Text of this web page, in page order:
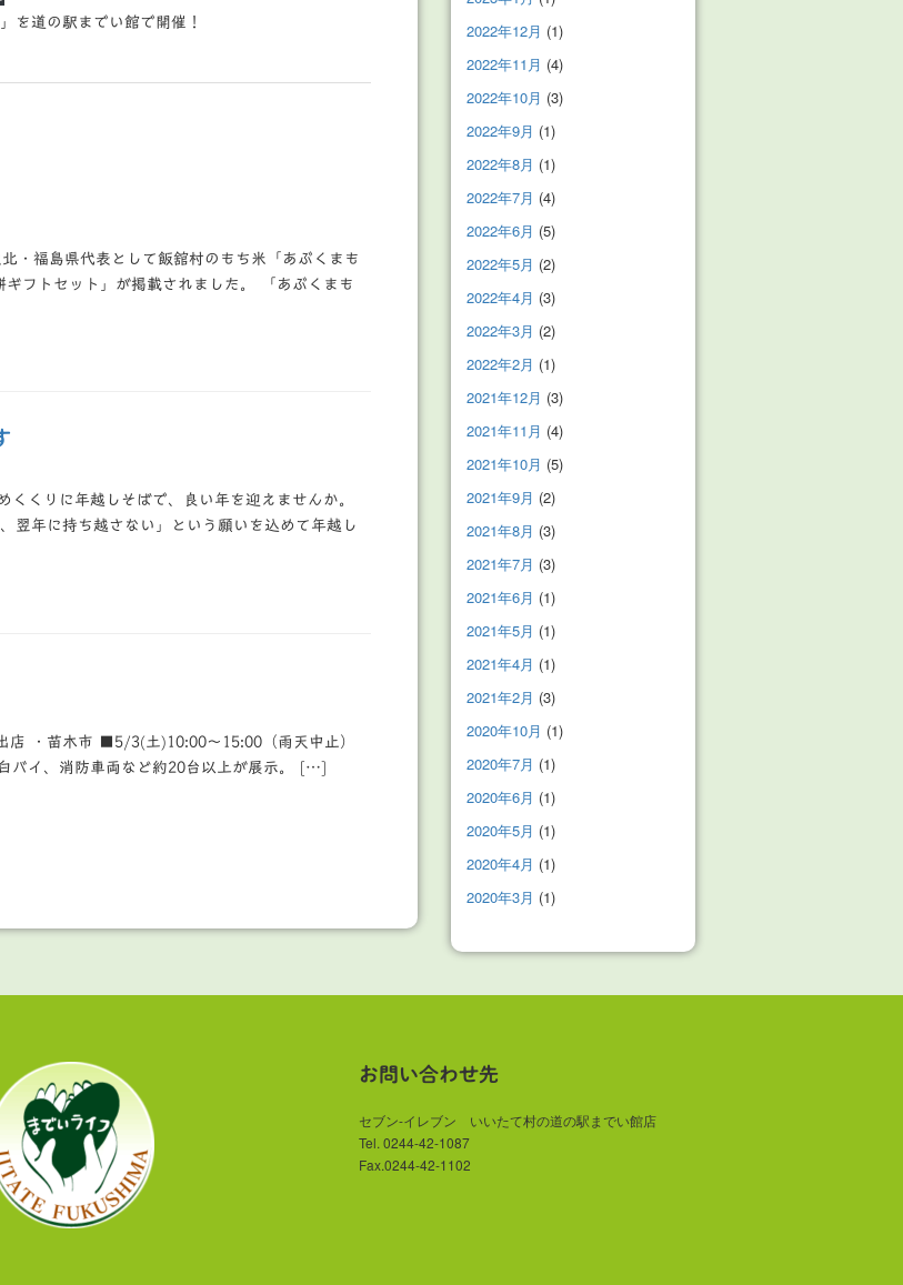
を道の駅までい館で開催！
・福島県代表として飯舘村のもち米「あぶくまも
フトセット」が掲載されました。 「あぶくまも
くりに年越しそばで、良い年を迎えませんか。
翌年に持ち越さない」という願いを込めて年越し
・苗木市 ■5/3(土)10:00～15:00（雨天中止）
バイ、消防車両など約20台以上が展示。 […]
2022年12月 (1)
2022年11月 (4)
2022年10月 (3)
2022年9月 (1)
2022年8月 (1)
2022年7月 (4)
2022年6月 (5)
2022年5月 (2)
2022年4月 (3)
2022年3月 (2)
2022年2月 (1)
2021年12月 (3)
2021年11月 (4)
2021年10月 (5)
2021年9月 (2)
2021年8月 (3)
2021年7月 (3)
2021年6月 (1)
2021年5月 (1)
2021年4月 (1)
2021年2月 (3)
2020年10月 (1)
2020年7月 (1)
2020年6月 (1)
2020年5月 (1)
2020年4月 (1)
2020年3月 (1)
お問い合わせ先
セブン-イレブン いいたて村の道の駅までい館店
Tel. 0244-42-1087
Fax.0244-42-1102